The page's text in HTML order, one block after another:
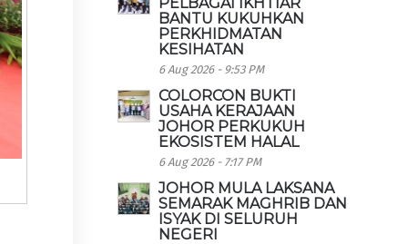
BANTU KUKUHKAN
PERKHIDMATAN
KESIHATAN
6 Aug 2026 - 9:53 PM
COLORCON BUKTI
USAHA KERAJAAN
JOHOR PERKUKUH
EKOSISTEM HALAL
6 Aug 2026 - 7:17 PM
JOHOR MULA LAKSANA
SEMARAK MAGHRIB DAN
ISYAK DI SELURUH
NEGERI